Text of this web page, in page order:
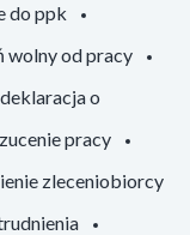
do ppk
wolny od pracy
deklaracja o
pracy
zleceniobiorcy